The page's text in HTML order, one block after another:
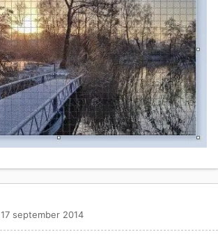
17 september 2014